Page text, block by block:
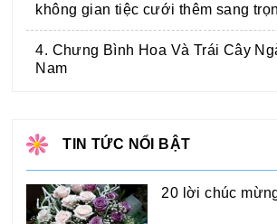
không gian tiệc cưới thêm sang
4. Chưng Bình Hoa Và Trái Cây
Nam
TIN TỨC NỔI BẬT
20 lời chúc